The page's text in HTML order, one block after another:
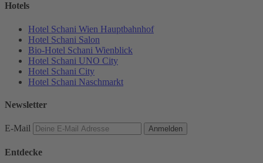
Hotels
Hotel Schani Wien Hauptbahnhof
Hotel Schani Salon
Bio-Hotel Schani Wienblick
Hotel Schani UNO City
Hotel Schani City
Hotel Schani Naschmarkt
Newsletter
E-Mail Anmelden
Entdecke